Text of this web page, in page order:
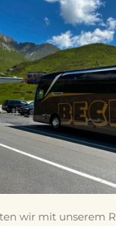
wir mit unserem